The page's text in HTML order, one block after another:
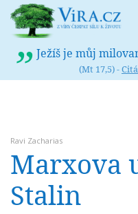
Ježíš je můj
(Mt 17,5) -
Ravi Zacharias
Marxova
Stalin